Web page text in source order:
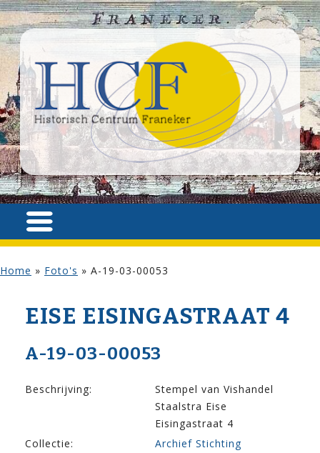
Home » Foto's » A-19-03-00053
EISE EISINGA­STRAAT 4
A-19-03-00053
Beschrijving:
Stempel van Vishandel
Staalstra Eise
Eisingastraat 4
Collectie:
Archief Stichting